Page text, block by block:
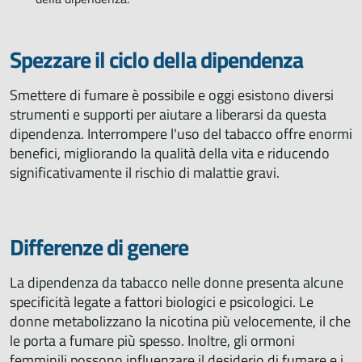
Spezzare il ciclo della dipendenza
Smettere di fumare è possibile e oggi esistono diversi
strumenti e supporti per aiutare a liberarsi da questa
dipendenza. Interrompere l'uso del tabacco offre enormi
benefici, migliorando la qualità della vita e riducendo
significativamente il rischio di malattie gravi.
Differenze di genere
La dipendenza da tabacco nelle donne presenta alcune
specificità legate a fattori biologici e psicologici. Le
donne metabolizzano la nicotina più velocemente, il che
le porta a fumare più spesso. Inoltre, gli ormoni